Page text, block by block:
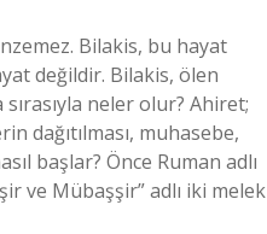
Bilakis, bu hayat
değildir. Bilakis, ölen
neler olur? Ahiret;
dağıtılması, muhasebe,
başlar? Önce Ruman adlı
ve Mübaşşir” adlı iki melek